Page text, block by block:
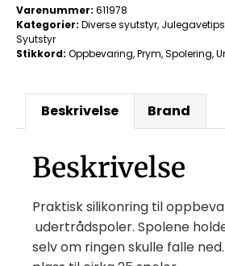
Varenummer: 611978
Kategorier: Diverse syutstyr,
Syutstyr
Stikkord: Oppbevaring,Prym,Spolering,
Beskrivelse Brand
Beskrivelse
Praktisk silikonring til
udertrådspoler. Spolene
selv om ringen skulle falle